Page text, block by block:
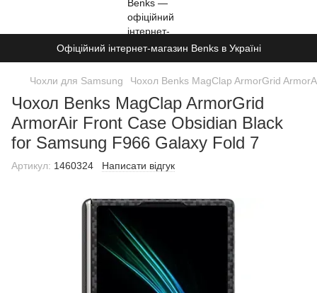
Офіційний інтернет-магазин Benks в Україні
Чохли для Samsung Чохол Benks MagClap ArmorGrid
Чохол Benks MagClap ArmorGrid
ArmorAir Front Case Obsidian Black
for Samsung F966 Galaxy Fold 7
Артикул: 1460324 Написати відгук